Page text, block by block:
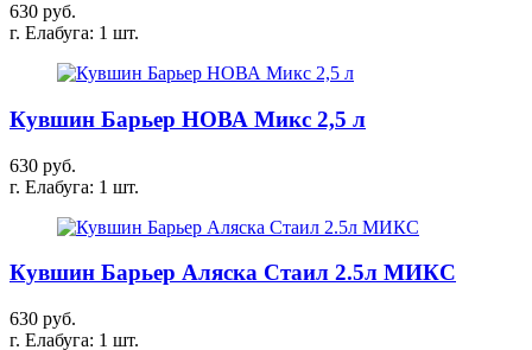
630 руб.
г. Елабуга: 1 шт.
Кувшин Барьер НОВА Микс 2,5 л
630 руб.
г. Елабуга: 1 шт.
Кувшин Барьер Аляска Стаил 2.5л МИКС
630 руб.
г. Елабуга: 1 шт.